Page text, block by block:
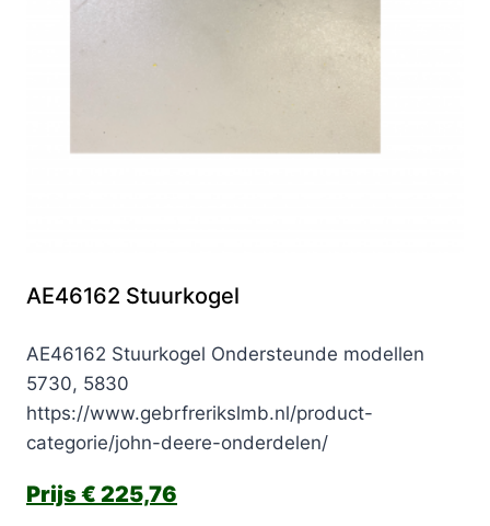
AE46162 Stuurkogel
AE46162 Stuurkogel Ondersteunde modellen
5730, 5830
https://www.gebrfrerikslmb.nl/product-
categorie/john-deere-onderdelen/
€ 225,76